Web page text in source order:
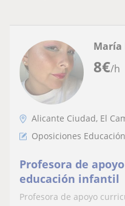
8€/h
María
Alicante Ciudad, El
Oposiciones Educación
Profesora de
educación infantil
Profesora de apoyo